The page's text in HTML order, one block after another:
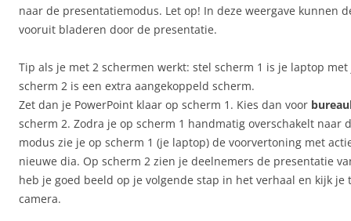
naar de presentatiemodus. Let op! In deze weergave kunnen
vooruit bladeren door de presentatie.
Tip als je met 2 schermen werkt: stel scherm 1 is je laptop
scherm 2 is een extra aangekoppeld scherm.
Zet dan je PowerPoint klaar op scherm 1. Kies dan voor
scherm 2. Zodra je op scherm 1 handmatig overschakelt naar
modus zie je op scherm 1 (je laptop) de voorvertoning met
nieuwe dia. Op scherm 2 zien je deelnemers de presentatie
heb je goed beeld op je volgende stap in het verhaal en kijk je
camera.